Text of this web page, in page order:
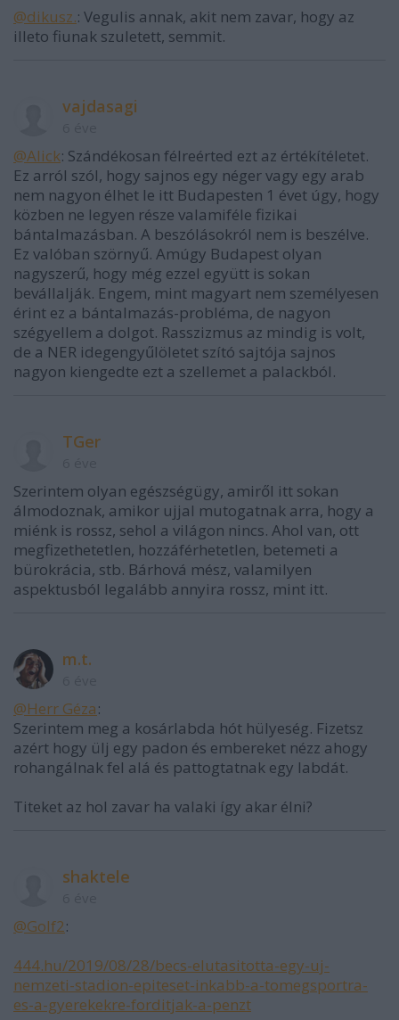
@dikusz.: Vegulis annak, akit nem zavar, hogy az
illeto fiunak szuletett, semmit.
vajdasagi
@Alick: Szándékosan félreérted ezt az értékítéletet.
Ez arról szól, hogy sajnos egy néger vagy egy arab
nem nagyon élhet le itt Budapesten 1 évet úgy, hogy
közben ne legyen része valamiféle fizikai
bántalmazásban. A beszólásokról nem is beszélve.
Ez valóban szörnyű. Amúgy Budapest olyan
nagyszerű, hogy még ezzel együtt is sokan
bevállalják. Engem, mint magyart nem személyesen
érint ez a bántalmazás-probléma, de nagyon
szégyellem a dolgot. Rasszizmus az mindig is volt,
de a NER idegengyűlöletet szító sajtója sajnos
nagyon kiengedte ezt a szellemet a palackból.
TGer
Szerintem olyan egészségügy, amiről itt sokan
álmodoznak, amikor ujjal mutogatnak arra, hogy a
miénk is rossz, sehol a világon nincs. Ahol van, ott
megfizethetetlen, hozzáférhetetlen, betemeti a
bürokrácia, stb. Bárhová mész, valamilyen
aspektusból legalább annyira rossz, mint itt.
m.t.
@Herr Géza:
Szerintem meg a kosárlabda hót hülyeség. Fizetsz
azért hogy ülj egy padon és embereket nézz ahogy
rohangálnak fel alá és pattogtatnak egy labdát.
Titeket az hol zavar ha valaki így akar élni?
shaktele
@Golf2:
444.hu/2019/08/28/becs-elutasitotta-egy-uj-
nemzeti-stadion-epiteset-inkabb-a-tomegsportra-
es-a-gyerekekre-forditjak-a-penzt